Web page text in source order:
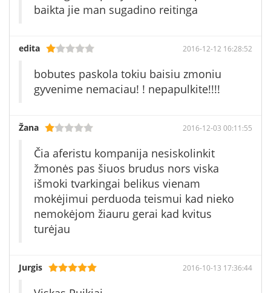
baikta jie man sugadino reitinga
edita 2016-12-12 16:28:52
bobutes paskola tokiu baisiu zmoniu
gyvenime nemaciau! ! nepapulkite!!!!
Žana 2016-12-03 00:11:55
Čia aferistu kompanija nesiskolinkit
žmonės pas šiuos brudus nors viska
išmoki tvarkingai belikus vienam
mokėjimui perduoda teismui kad nieko
nemokėjom žiauru gerai kad kvitus
turėjau
Jurgis 2016-10-13 17:36:44